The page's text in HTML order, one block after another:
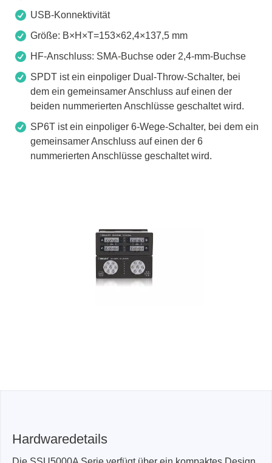
USB-Konnektivität
Größe: B×H×T=153×62,4×137,5 mm
HF-Anschluss: SMA-Buchse oder 2,4-mm-Buchse
SPDT ist ein einpoliger Dual-Throw-Schalter, bei
dem ein gemeinsamer Anschluss auf einen der
beiden nummerierten Anschlüsse geschaltet wird.
SP6T ist ein einpoliger 6-Wege-Schalter, bei dem ein
gemeinsamer Anschluss auf einen der 6
nummerierten Anschlüsse geschaltet wird.
Hardwaredetails